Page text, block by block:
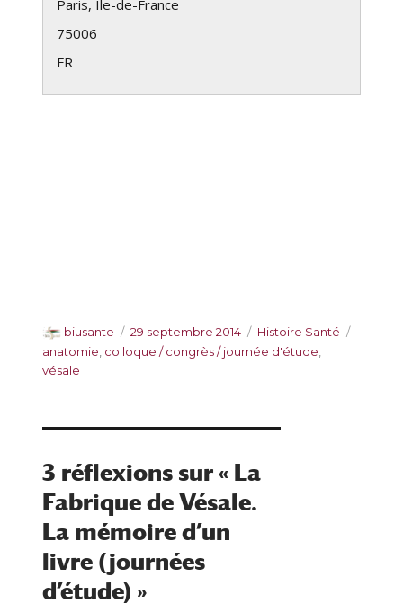
Paris, Île-de-France
75006
FR
A
u
t
r
biusante
P
u
é
e
29 septembre 2014
C
a
o
e
Histoire Santé
anatomie colloque / congrès / journée d'étude
vésale
3 réflexions sur « La
Fabrique de Vésale.
La mémoire d’un
livre (journées
d’étude) »